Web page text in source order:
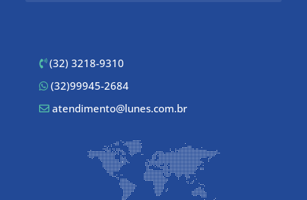
(32) 3218-9310
(32)99945-2684
atendimento@lunes.com.br